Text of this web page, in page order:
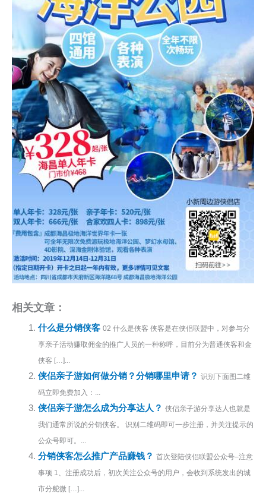
相关文章：
什么是分销侠客 02 什么是侠客 侠客是在侠侣联盟中，对参与分
享亲子活动赚取佣金的推广人员的一种称呼，目前分为普通侠客和金
侠客 […]...
侠侣亲子游如何做分销？分销哪里申请？ 识别下面图二维
码立即免费加入：...
侠侣亲子游怎么成为分享达人？ 侠侣亲子游分享达人也就是
我们通常所说的分销侠客。 识别二维码即可一步注册，并关注提示的
公众号即可。...
分销侠客怎么推广产品赚钱？ 首次登陆侠侣联盟公众号–注意
事项 1、注册成功后，初次关注公众号的用户，会收到系统发出的城
市分舵微 […]...